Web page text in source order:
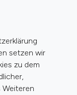
setzen wir
zu dem